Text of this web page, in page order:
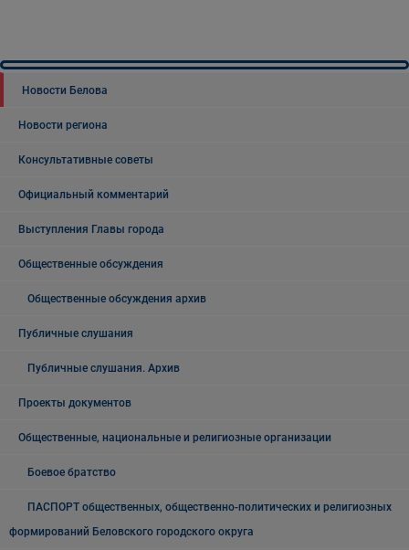
Новости Белова
Новости региона
Консультативные советы
Официальный комментарий
Выступления Главы города
Общественные обсуждения
Общественные обсуждения архив
Публичные слушания
Публичные слушания. Архив
Проекты документов
Общественные, национальные и религиозные организации
Боевое братство
ПАСПОРТ общественных, общественно-политических и религиозных
формирований Беловского городского округа